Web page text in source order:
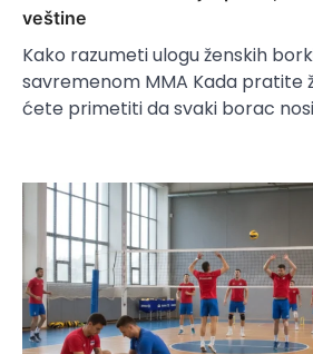
veštine
Kako razumeti ulogu ženskih
savremenom MMA Kada pratite
ćete primetiti da svaki borac